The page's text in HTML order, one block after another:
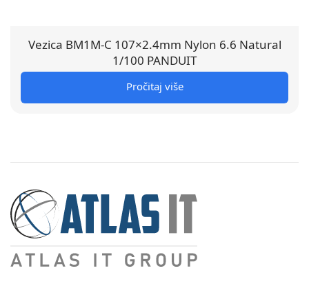
Vezica BM1M-C 107×2.4mm Nylon 6.6 Natural
1/100 PANDUIT
Pročitaj više